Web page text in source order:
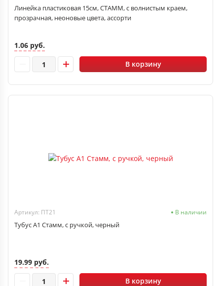
Линейка пластиковая 15см, СТАММ, с волнистым краем,
прозрачная, неоновые цвета, ассорти
1.06 руб.
В корзину
Артикул: ПТ21 В наличии
Тубус А1 Стамм, с ручкой, черный
19.99 руб.
В корзину